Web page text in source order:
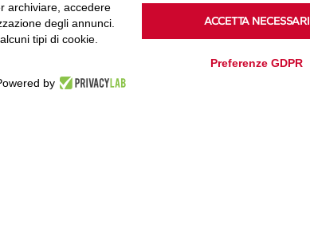
Accedi alla sezione
archiviare, accedere
degli annunci.
tipi di cookie.
by
ACCETTA NECESSARI
Preferenze GDPR